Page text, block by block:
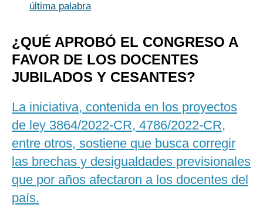
última palabra
¿QUÉ APROBÓ EL CONGRESO A
FAVOR DE LOS DOCENTES
JUBILADOS Y CESANTES?
La iniciativa, contenida en los proyectos
de ley 3864/2022-CR, 4786/2022-CR,
entre otros, sostiene que busca corregir
las brechas y desigualdades previsionales
que por años afectaron a los docentes del
país.